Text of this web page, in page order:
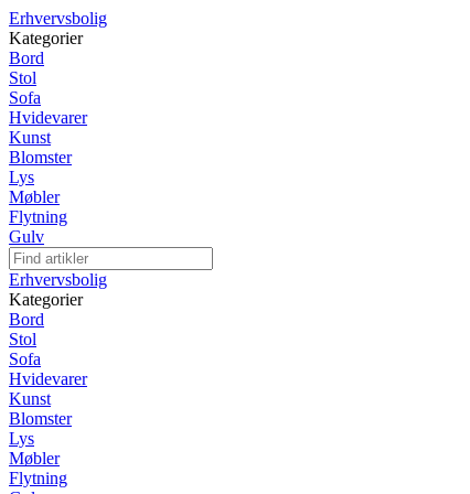
Erhvervsbolig
Kategorier
Bord
Stol
Sofa
Hvidevarer
Kunst
Blomster
Lys
Møbler
Flytning
Gulv
Erhvervsbolig
Kategorier
Bord
Stol
Sofa
Hvidevarer
Kunst
Blomster
Lys
Møbler
Flytning